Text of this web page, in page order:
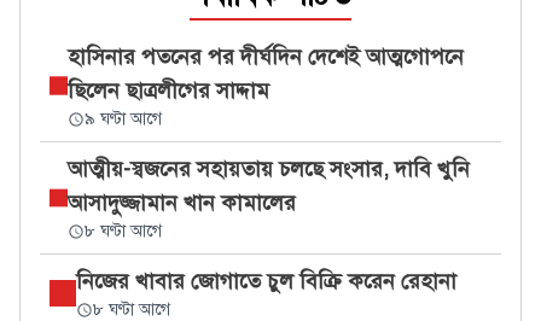
হাসিনার পতনের পর দীর্ঘদিন দেশেই আত্মগোপনে
ছিলেন ছাত্রলীগের সাদ্দাম
৯ ঘণ্টা আগে
আত্মীয়-স্বজনের সহায়তায় চলছে সংসার, দাবি খুনি
আসাদুজ্জামান খান কামালের
৮ ঘণ্টা আগে
নিজের খাবার জোগাতে চুল বিক্রি করেন রেহানা
৮ ঘণ্টা আগে